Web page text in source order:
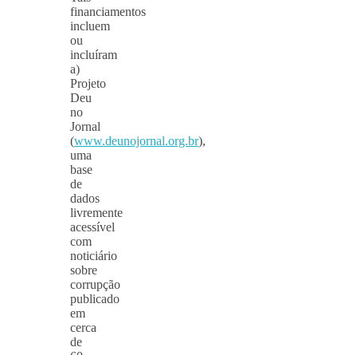
financiamentos
incluem
ou
incluíram
a)
Projeto
Deu
no
Jornal
(www.deunojornal.org.br),
uma
base
de
dados
livremente
acessível
com
noticiário
sobre
corrupção
publicado
em
cerca
de